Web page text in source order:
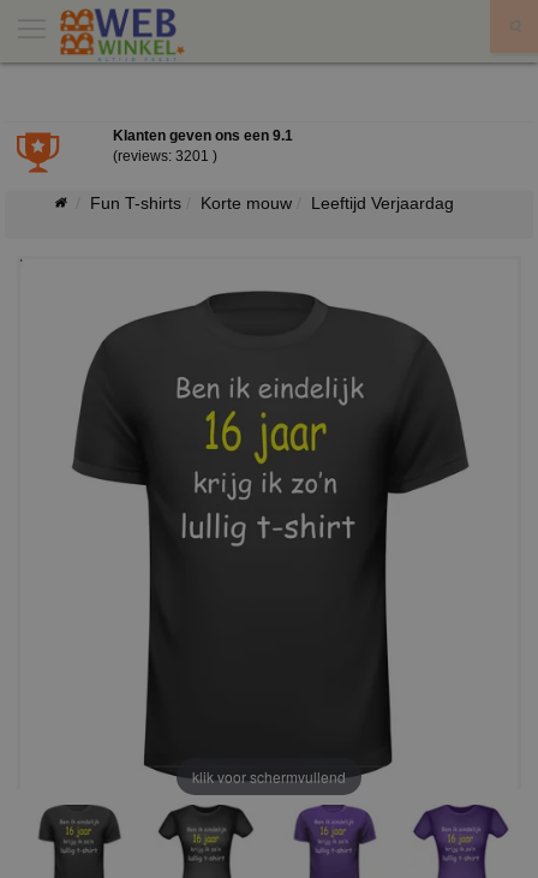
Klanten geven ons een 9.1
(reviews: 3201 )
Fun T-shirts Korte mouw Leeftijd Verjaardag
klik voor schermvullend